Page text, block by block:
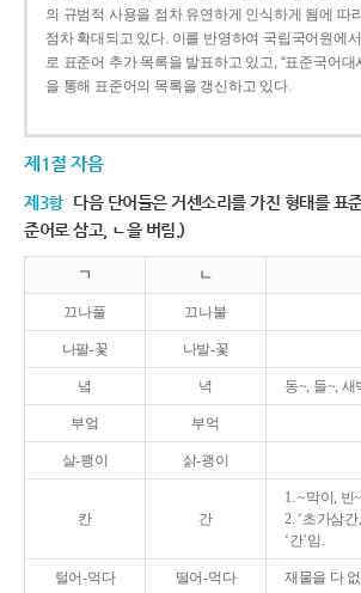
의 규범적 사용을 점차 유연하게 인식하게 됨에 따
점차 확대되고 있다. 이를 반영하여 국립국어원에
로 표준어 추가 목록을 발표하고 있고, “표준국어대
을 통해 표준어의 목록을 갱신하고 있다.
제1절 자음
제3항 다음 단어들은 거센소리를 가진 형태를 표
준어로 삼고, ㄴ을 버림.)
ㄱ ㄴ
끄나풀 끄나불
나팔-꽃 나발-꽃
녘 녁 동~, 들~, 새
부엌 부억
살-쾡이 삵-괭이
칸 간
1. ~막이, 빈
2. ‘초가삼
‘간’임.
털어-먹다 떨어-먹다 재물을 다